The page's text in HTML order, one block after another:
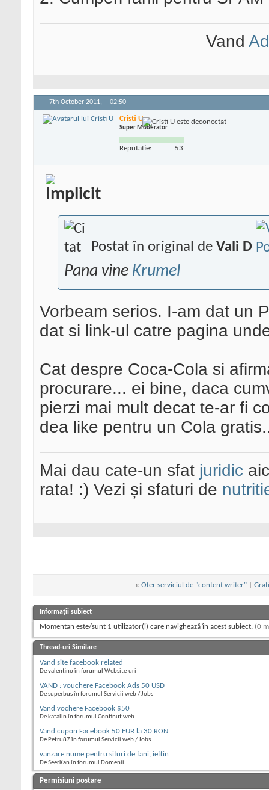
Vand
7th October 2011, 02:50
Cristi U
Super Moderator
Reputatie: 53
Postat în original de Vali D
Pana vine Krumel
Vorbeam serios. I-am dat un
dat si link-ul catre pagina
Cat despre Coca-Cola si
procurare... ei bine, daca
pierzi mai mult decat te-ar fi
dea like pentru un Cola
Mai dau cate-un sfat juridic
rata! :) Vezi și sfaturi de
« Ofer serviciul de "content writer"|
Informații subiect
Momentan este/sunt 1 utilizator(i) care navighează în acest subiect. (0
Thread-uri Similare
Vand site facebook related
De valentino în forumul Website-uri
VAND : vouchere Facebook Ads 50 USD
De superbus în forumul Servicii web / Jobs
Vand vochere Facebook $50
De katalin în forumul Continut web
Vand cupon Facebook 50 EUR la 30 RON
De Petru87 în forumul Servicii web / Jobs
vanzare nume pentru situri de fani, ieftin
De SeerKan în forumul Domenii
Permisiuni postare